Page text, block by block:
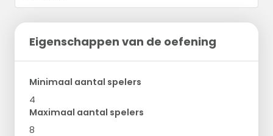
Eigenschappen van de oefening
Minimaal aantal spelers
4
Maximaal aantal spelers
8